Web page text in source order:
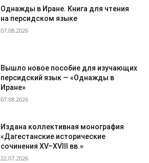
Однажды в Иране. Книга для чтения
на персидском языке
07.08.2026
Вышло новое пособие для изучающих
персидский язык — «Однажды в
Иране»
07.08.2026
Издана коллективная монография
«Дагестанские исторические
сочинения XV–XVIII вв.»
22.07.2026